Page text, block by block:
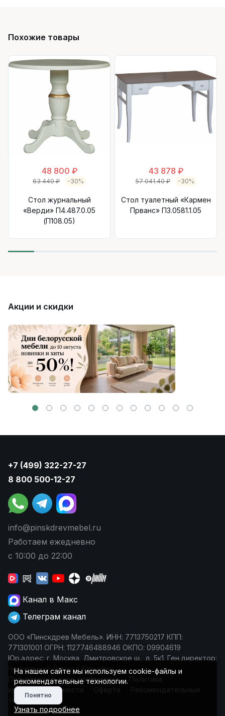
Похожие товары
48 800 ₽
63 440 ₽ -30%
Стол журнальный
«Верди» П4.487.0.05
(П108.05)
43 878 ₽
57 041.40 ₽ -30%
Стол туалетный «Кармен
Прванс» П3.0581.1.05
Акции и скидки
+7 (499) 322-27-27
8 800 500-12-27
info@pinskdrevmebel.ru
Работаем ежедневно
с 10:00 до 22:00
Канал в Макс
Телеграм канал
ООО «Пинскдрев Мебель». ИНН: 7713750217 КПП:
771301001 ОГРН: 1127746488946 ОКПО: 09904619
Юр.адрес: г. Москва, Дмитровское ш., д. 5к1. Ген.директор:
Чеповецкий Леонид Юрьевич
Пользовательское соглашение
Политика
конфиденциальности
Оферта
Рекомендательные
технологии
На нашем сайте мы используем cookie-файлы и
рекомендательные технологии.
Понятно
Узнать подробнее